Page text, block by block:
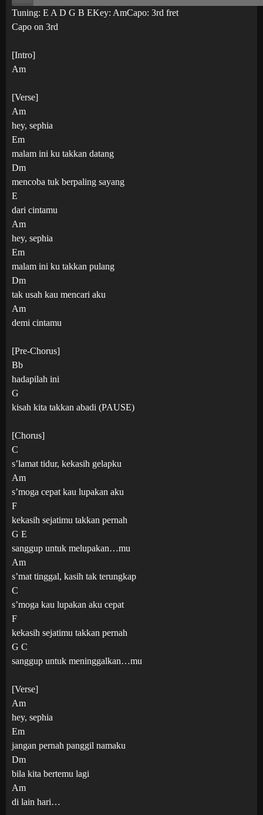
Tuning: E A D G B EKey: AmCapo: 3rd fret
Capo on 3rd
[Intro]
Am
[Verse]
Am
hey, sephia
Em
malam ini ku takkan datang
Dm
mencoba tuk berpaling sayang
E
dari cintamu
Am
hey, sephia
Em
malam ini ku takkan pulang
Dm
tak usah kau mencari aku
Am
demi cintamu
[Pre-Chorus]
Bb
hadapilah ini
G
kisah kita takkan abadi (PAUSE)
[Chorus]
C
s’lamat tidur, kekasih gelapku
Am
s’moga cepat kau lupakan aku
F
kekasih sejatimu takkan pernah
G E
sanggup untuk melupakan…mu
Am
s’mat tinggal, kasih tak terungkap
C
s’moga kau lupakan aku cepat
F
kekasih sejatimu takkan pernah
G C
sanggup untuk meninggalkan…mu
[Verse]
Am
hey, sephia
Em
jangan pernah panggil namaku
Dm
bila kita bertemu lagi
Am
di lain hari…